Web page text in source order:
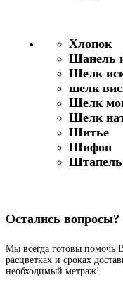
Хлопок
Шанель
Шелк
шелк
Шелк
Шелк
Шитье
Шифон
Штапель
Остались вопросы?
Мы всегда готовы помочь
расцветках и сроках
необходимый метраж!